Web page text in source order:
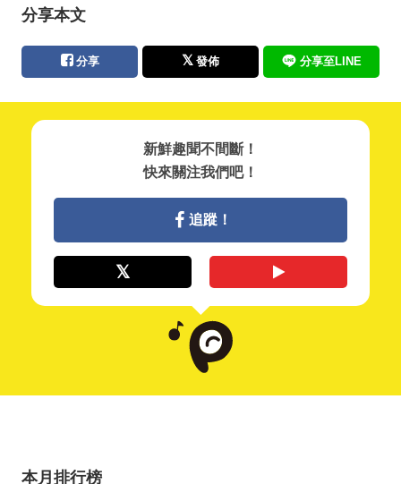
分享本文
分享 發佈 分享至LINE
新鮮趣聞不間斷！
快來關注我們吧！
追蹤！
本月排行榜